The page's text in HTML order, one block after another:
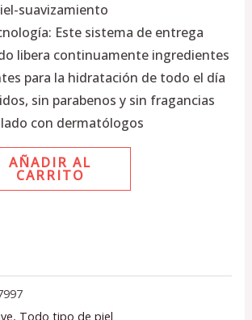
suavizamiento
Este sistema de entrega
libera continuamente ingredientes
para la hidratación de todo el día
sin parabenos y sin fragancias
con dermatólogos
AÑADIR AL
CARRITO
, Todo tipo de piel